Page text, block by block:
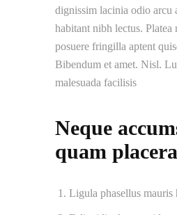
dignissim lacinia odio arcu
habitant nibh lectus. Platea
posuere fringilla aptent
Bibendum et amet. Nisl.
malesuada facilisis
Neque
quam
Ligula phasellus mauris